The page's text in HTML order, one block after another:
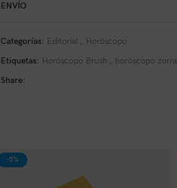
ENVÍO
Categorías: Editorial , Horóscopo
Etiquetas: Horóscopo Brush , horóscopo zorra
Share:
-5%